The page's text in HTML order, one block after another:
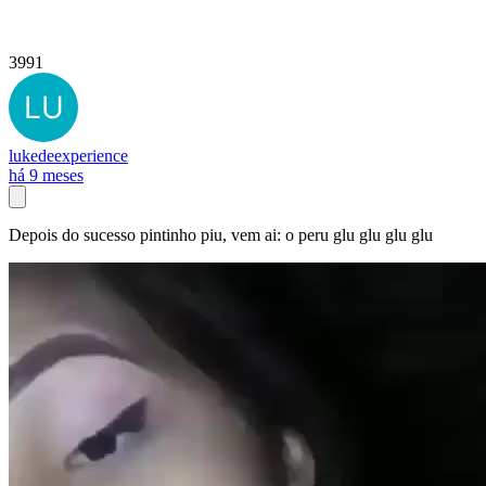
3991
lukedeexperience
há 9 meses
Depois do sucesso pintinho piu, vem ai: o peru glu glu glu glu